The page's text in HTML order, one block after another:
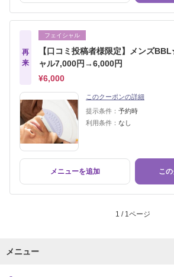
再
来
フェイシャル
【口コミ投稿者様限定】メンズ
ャル7,000円→6,000円
¥6,000
このクーポンの詳細
提示条件： 予約時
利用条件： なし
メニューを追加 こ
1 / 1ページ
メニュー